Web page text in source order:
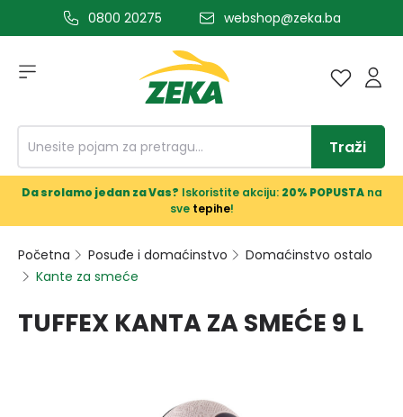
glavni sadržaj0800 20275 webshop@zeka.ba
Traži
Da srolamo jedan za Vas? Iskoristite akciju: 20% POPUSTAna
sve tepihe!
Početna Posuđe i domaćinstvo
Domaćinstvo ostalo
Kante za smeće
TUFFEX KANTA ZA SMEĆE 9 L